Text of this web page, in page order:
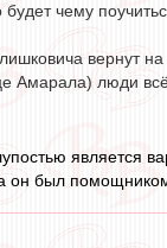
будет чему
вернут
Амарала) люди
является
он был